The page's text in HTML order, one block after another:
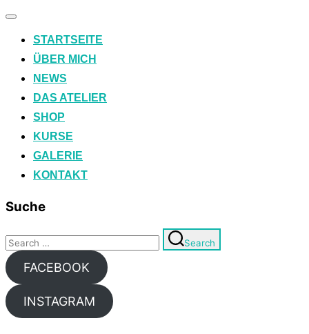
Toggle
STARTSEITE
ÜBER MICH
NEWS
DAS ATELIER
SHOP
KURSE
GALERIE
KONTAKT
Suche
Search
for:
Search
FACEBOOK
INSTAGRAM